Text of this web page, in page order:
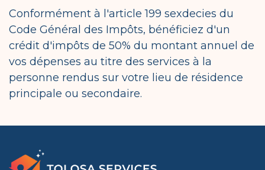
Conformément à l'article 199 sexdecies du
Code Général des Impôts, bénéficiez d'un
crédit d'impôts de 50% du montant annuel de
vos dépenses au titre des services à la
personne rendus sur votre lieu de résidence
principale ou secondaire.